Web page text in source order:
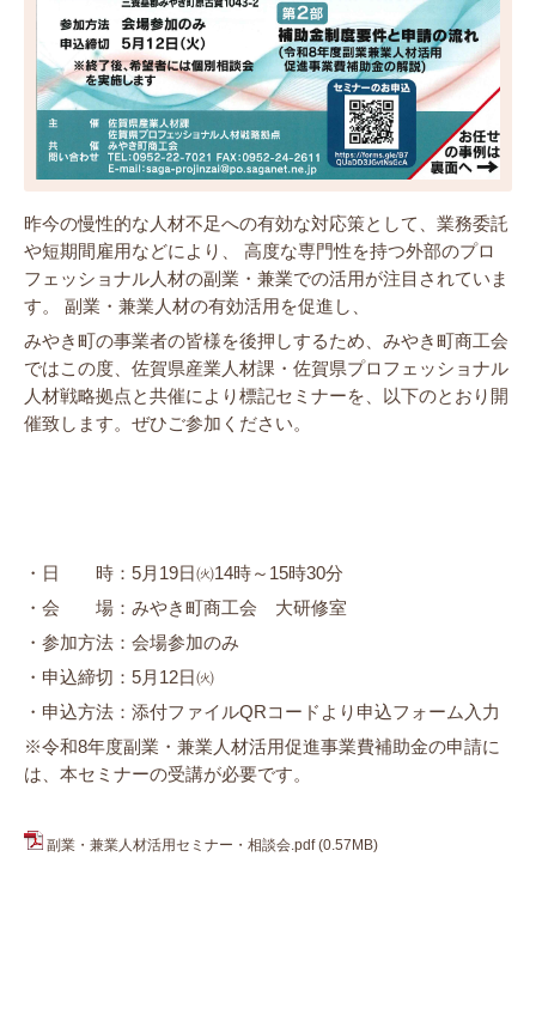
昨今の慢性的な人材不足への有効な対応策として、業務委託
や短期間雇用などにより、 高度な専門性を持つ外部のプロ
フェッショナル人材の副業・兼業での活用が注目されていま
す。 副業・兼業人材の有効活用を促進し、
みやき町の事業者の皆様を後押しするため、みやき町商工会
ではこの度、佐賀県産業人材課・佐賀県プロフェッショナル
人材戦略拠点と共催により標記セミナーを、以下のとおり開
催致します。ぜひご参加ください。
・日 時： 5月 19日㈫14時～ 15時30分
・会 場：みやき町商工会 大研修室
・参加方法：会場参加のみ
・申込締切： 5月 12日㈫
・申込方法：添付ファイルQRコードより申込フォーム入力
※令和8年度副業・兼業人材活用促進事業費補助金の申請に
は、本セミナーの受講が必要です。
副業・兼業人材活用セミナー・相談会.pdf (0.57MB)